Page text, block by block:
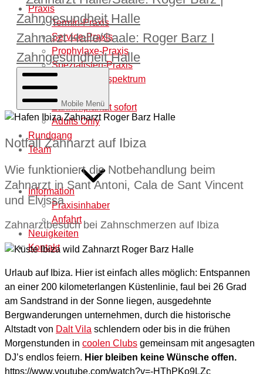
Praxis
Termin-Praxis
Service-Praxis
Prophylaxe-Praxis
Spezialisten-Praxis
Behandlungsspektrum
Zahnimplantat sofort
Adults Only
Rundgang
Team
Information
Praxisinhaber
Anfahrt
Neuigkeiten
Kontakt
Zahnarzt Halle/Saale: Roger Barz I
Zahngesundheit Halle
Mobile Menü
Notfall Zahnarzt auf Ibiza
Wie funktioniert die Notbehandlung beim
Zahnarzt in Sant Antoni, Cala de Sant Vincent
und Elvissa
Zahnarztbesuch bei Zahnschmerzen auf Ibiza
Urlaub auf Ibiza. Hier ist einfach alles möglich: Entspannen
an einer 200 kilometerlangen Küstenlinie, faul bei 26 Grad
am Sandstrand in der Sonne liegen, ausgedehnte
Bergwanderungen unternehmen, durch die historische
Altstadt von Dalt Vila schlendern oder bis in die frühen
Morgenstunden in coolen Clubs gemeinsam mit angesagten
DJ’s endlos feiern. Hier bleiben keine Wünsche offen.
https://www.youtube.com/watch?v=-HThPKo9LZc